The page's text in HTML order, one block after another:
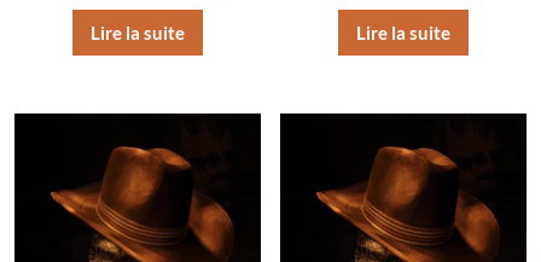
Lire la suite Lire la suite